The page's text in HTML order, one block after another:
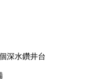
深水鑽井台